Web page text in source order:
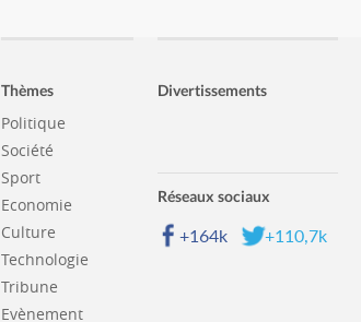
Thèmes
Politique
Société
Sport
Economie
Culture
Technologie
Tribune
Evènement
Divertissements
Réseaux sociaux
+164k +110,7k